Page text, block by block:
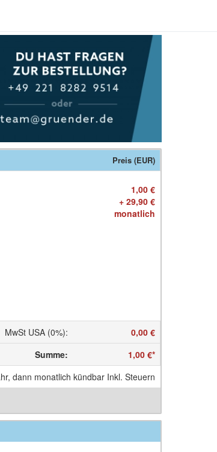
Preis (EUR)
1,00 €
+ 29,90 €
monatlich
MwSt USA (0%):
0,00 €
Summe: 1,00 €*
dann monatlich kündbar Inkl. Steuern